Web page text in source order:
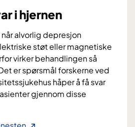
u
k
u
r
h
l
i hjernen
når alvorlig depresjon
støt eller magnetiske
virker behandlingen så
er spørsmål forskerne ved
håper å få svar
gjennom disse
J